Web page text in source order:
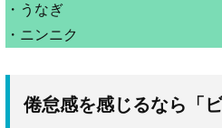
・うなぎ
・ニンニク
倦怠感を感じるなら「